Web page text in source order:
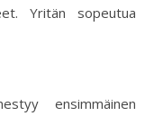
Yritän sopeutua
ensimmäinen